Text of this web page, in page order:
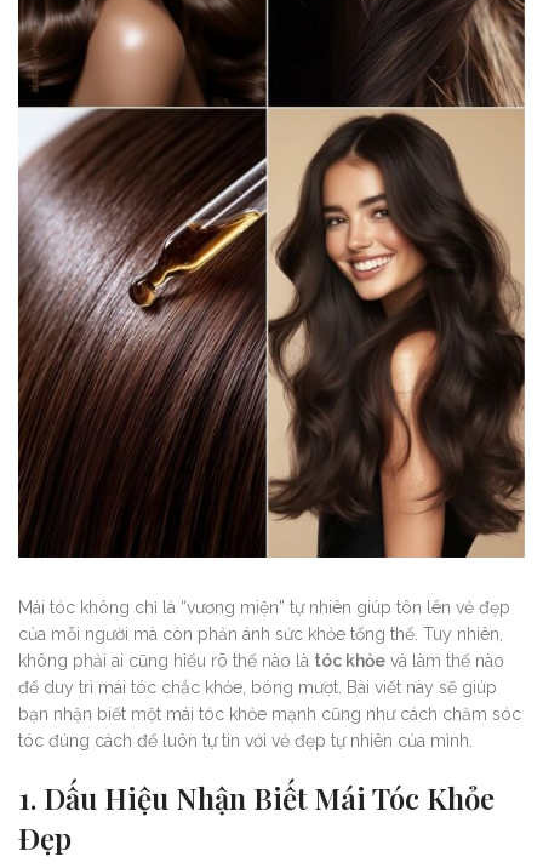
Mái tóc không chỉ là “vương miện” tự nhiên giúp tôn lên vẻ đẹp
của mỗi người mà còn phản ánh sức khỏe tổng thể. Tuy nhiên,
không phải ai cũng hiểu rõ thế nào là tóc khỏe và làm thế nào
để duy trì mái tóc chắc khỏe, bóng mượt. Bài viết này sẽ giúp
bạn nhận biết một mái tóc khỏe mạnh cũng như cách chăm sóc
tóc đúng cách để luôn tự tin với vẻ đẹp tự nhiên của mình.
1. Dấu Hiệu Nhận Biết Mái Tóc Khỏe
Đẹp